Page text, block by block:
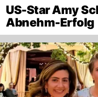
US-Star Amy
Abnehm-Erfolg